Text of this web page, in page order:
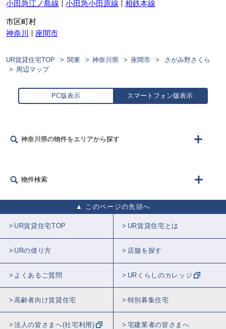
小田急江ノ島線
小田急小田原線 相鉄本線
市区町村
神奈川
座間市
UR賃貸住宅TOP 関東 神奈川県 座間市
さがみ野さくら
周辺マップ
PC版表示 スマートフォン版表示
神奈川県の物件をエリアから探す
物件検索
このページの先頭へ
UR賃貸住宅TOP UR賃貸住宅とは
URの借り方 店舗を探す
よくあるご質問 URくらしのカレッジ
高齢者向け賃貸住宅 特別募集住宅
法人の皆さまへ(社宅利用) 宅建業者の皆さまへ